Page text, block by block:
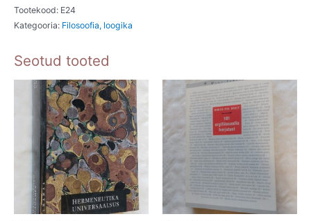
Tootekood: E24
Kategooria: Filosoofia, loogika
Seotud tooted